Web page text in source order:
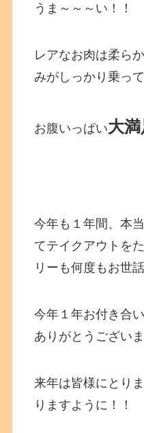
うま～～～い！！
レアなお肉は柔ら
みがしっかり乗っ
お腹いっぱい大満
今年も１年間、本
てテイクアウトを
リーも何度もお世
今年１年お付き合
ありがとうござい
来年は皆様にとり
りますように！！